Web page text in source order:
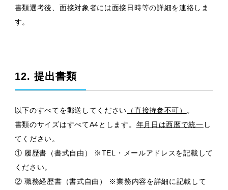
書類選考後、面接対象者には面接日時等の詳細を連絡しま
す。
12. 提出書類
以下のすべてを郵送してください （直接持参不可）
。
書類のサイズはすべてA4とします。 年月日は西暦で統一 し
てください。
① 履歴書（書式自由） ※TEL・メールアドレスを記載して
ください。
② 職務経歴書（書式自由） ※業務内容を詳細に記載して